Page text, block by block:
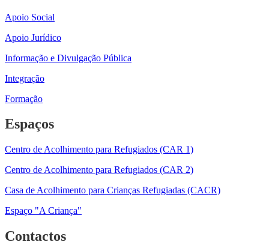
Apoio Social
Apoio Jurídico
Informação e Divulgação Pública
Integração
Formação
Espaços
Centro de Acolhimento para Refugiados (CAR 1)
Centro de Acolhimento para Refugiados (CAR 2)
Casa de Acolhimento para Crianças Refugiadas (CACR)
Espaço "A Criança"
Contactos